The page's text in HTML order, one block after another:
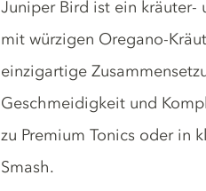
Juniper Bird ist ein kräuter-
mit würzigen Oregano-
einzigartige
Geschmeidigkeit und
zu Premium Tonics oder in
Smash.